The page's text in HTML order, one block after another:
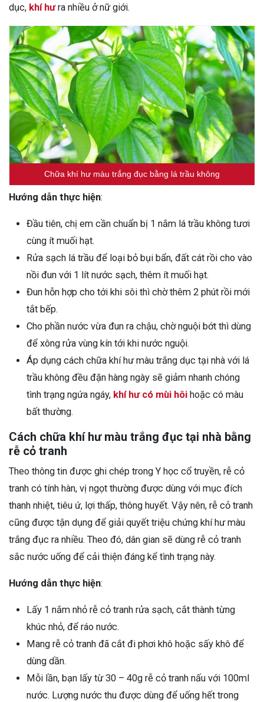
dục, khí hưra nhiều ở nữ giới.
Chữa khí hư màu trắng đục bằng lá trầu không
Hướng dẫn thực hiện:
Đầu tiên, chị em cần chuẩn bị 1 nắm lá trầu không tươi
cùng ít muối hạt.
Rửa sạch lá trầu để loại bỏ bụi bẩn, đất cát rồi cho vào
nồi đun với 1 lít nước sạch, thêm ít muối hạt.
Đun hỗn hợp cho tới khi sôi thì chờ thêm 2 phút rồi mới
tắt bếp.
Cho phần nước vừa đun ra chậu, chờ nguội bớt thì dùng
để xông rửa vùng kín tới khi nước nguội.
Áp dụng cách chữa khí hư màu trắng dục tại nhà với lá
trầu không đều đặn hàng ngày sẽ giảm nhanh chóng
tình trạng ngứa ngáy, khí hư có mùi hôi hoặc có màu
bất thường.
Cách chữa khí hư màu trắng đục tại nhà bằng
rễ cỏ tranh
Theo thông tin được ghi chép trong Y học cổ truyền, rễ cỏ
tranh có tính hàn, vị ngọt thường được dùng với mục đích
thanh nhiệt, tiêu ứ, lợi thấp, thông huyết. Vậy nên, rễ cỏ tranh
cũng được tận dụng để giải quyết triệu chứng khí hư màu
trắng đục ra nhiều. Theo đó, dân gian sẽ dùng rễ cỏ tranh
sắc nước uống để cải thiện đáng kể tình trạng này.
Hướng dẫn thực hiện:
Lấy 1 nắm nhỏ rễ cỏ tranh rửa sạch, cắt thành từng
khúc nhỏ, để ráo nước.
Mang rễ cỏ tranh đã cắt đi phơi khô hoặc sấy khô để
dùng dần.
Mỗi lần, bạn lấy từ 30 – 40g rễ cỏ tranh nấu với 100ml
nước. Lượng nước thu được dùng để uống hết trong